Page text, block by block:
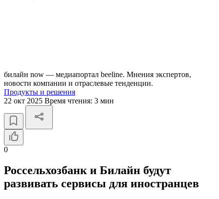
билайн now — медиапортал beeline. Мнения экспертов,
новости компании и отраслевые тенденции.
Продукты и решения
22 окт 2025 Время чтения: 3 мин
0
Россельхозбанк и Билайн будут
развивать сервисы для иностранцев